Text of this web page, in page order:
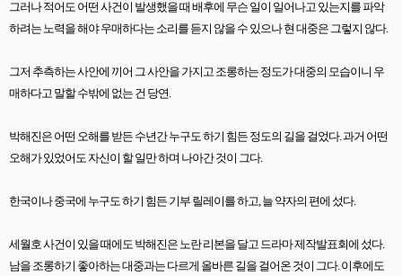
그러나 적어도 어떤 사건이 발생했을 때 배후에 무슨 일이 일어나고 있는지를 파악
하려는 노력을 해야 우매하다는 소리를 듣지 않을 수 있으나 현 대중은 그렇지 않다.
그저 추측하는 사안에 끼어 그 사안을 가지고 조롱하는 정도가 대중의 모습이니 우
매하다고 말할 수밖에 없는 건 당연.
박해진은 어떤 오해를 받든 수년간 누구도 하기 힘든 정도의 길을 걸었다.과거 어떤
오해가 있었어도 자신이 할 일만 하며 나아간 것이 그다.
한국이나 중국에 누구도 하기 힘든 기부 릴레이를 하고,늘 약자의 편에 섰다.
세월호 사건이 있을 때에도 박해진은 노란 리본을 달고 드라마 제작발표회에 섰다.
남을 조롱하기 좋아하는 대중과는 다르게 올바른 길을 걸어온 것이 그다.이후에도